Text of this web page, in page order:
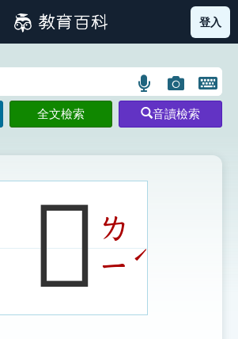
筆畫索引圖示 部首索引表圖示
登入
語
言
搜
示
圖
片
搜
開
鍵
圖
全文檢索 音讀檢索
𡃷ㄌ
ㄧˊ